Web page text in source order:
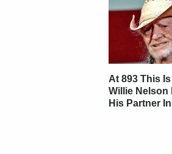
At 893 This
Willie Nelson
His Partner